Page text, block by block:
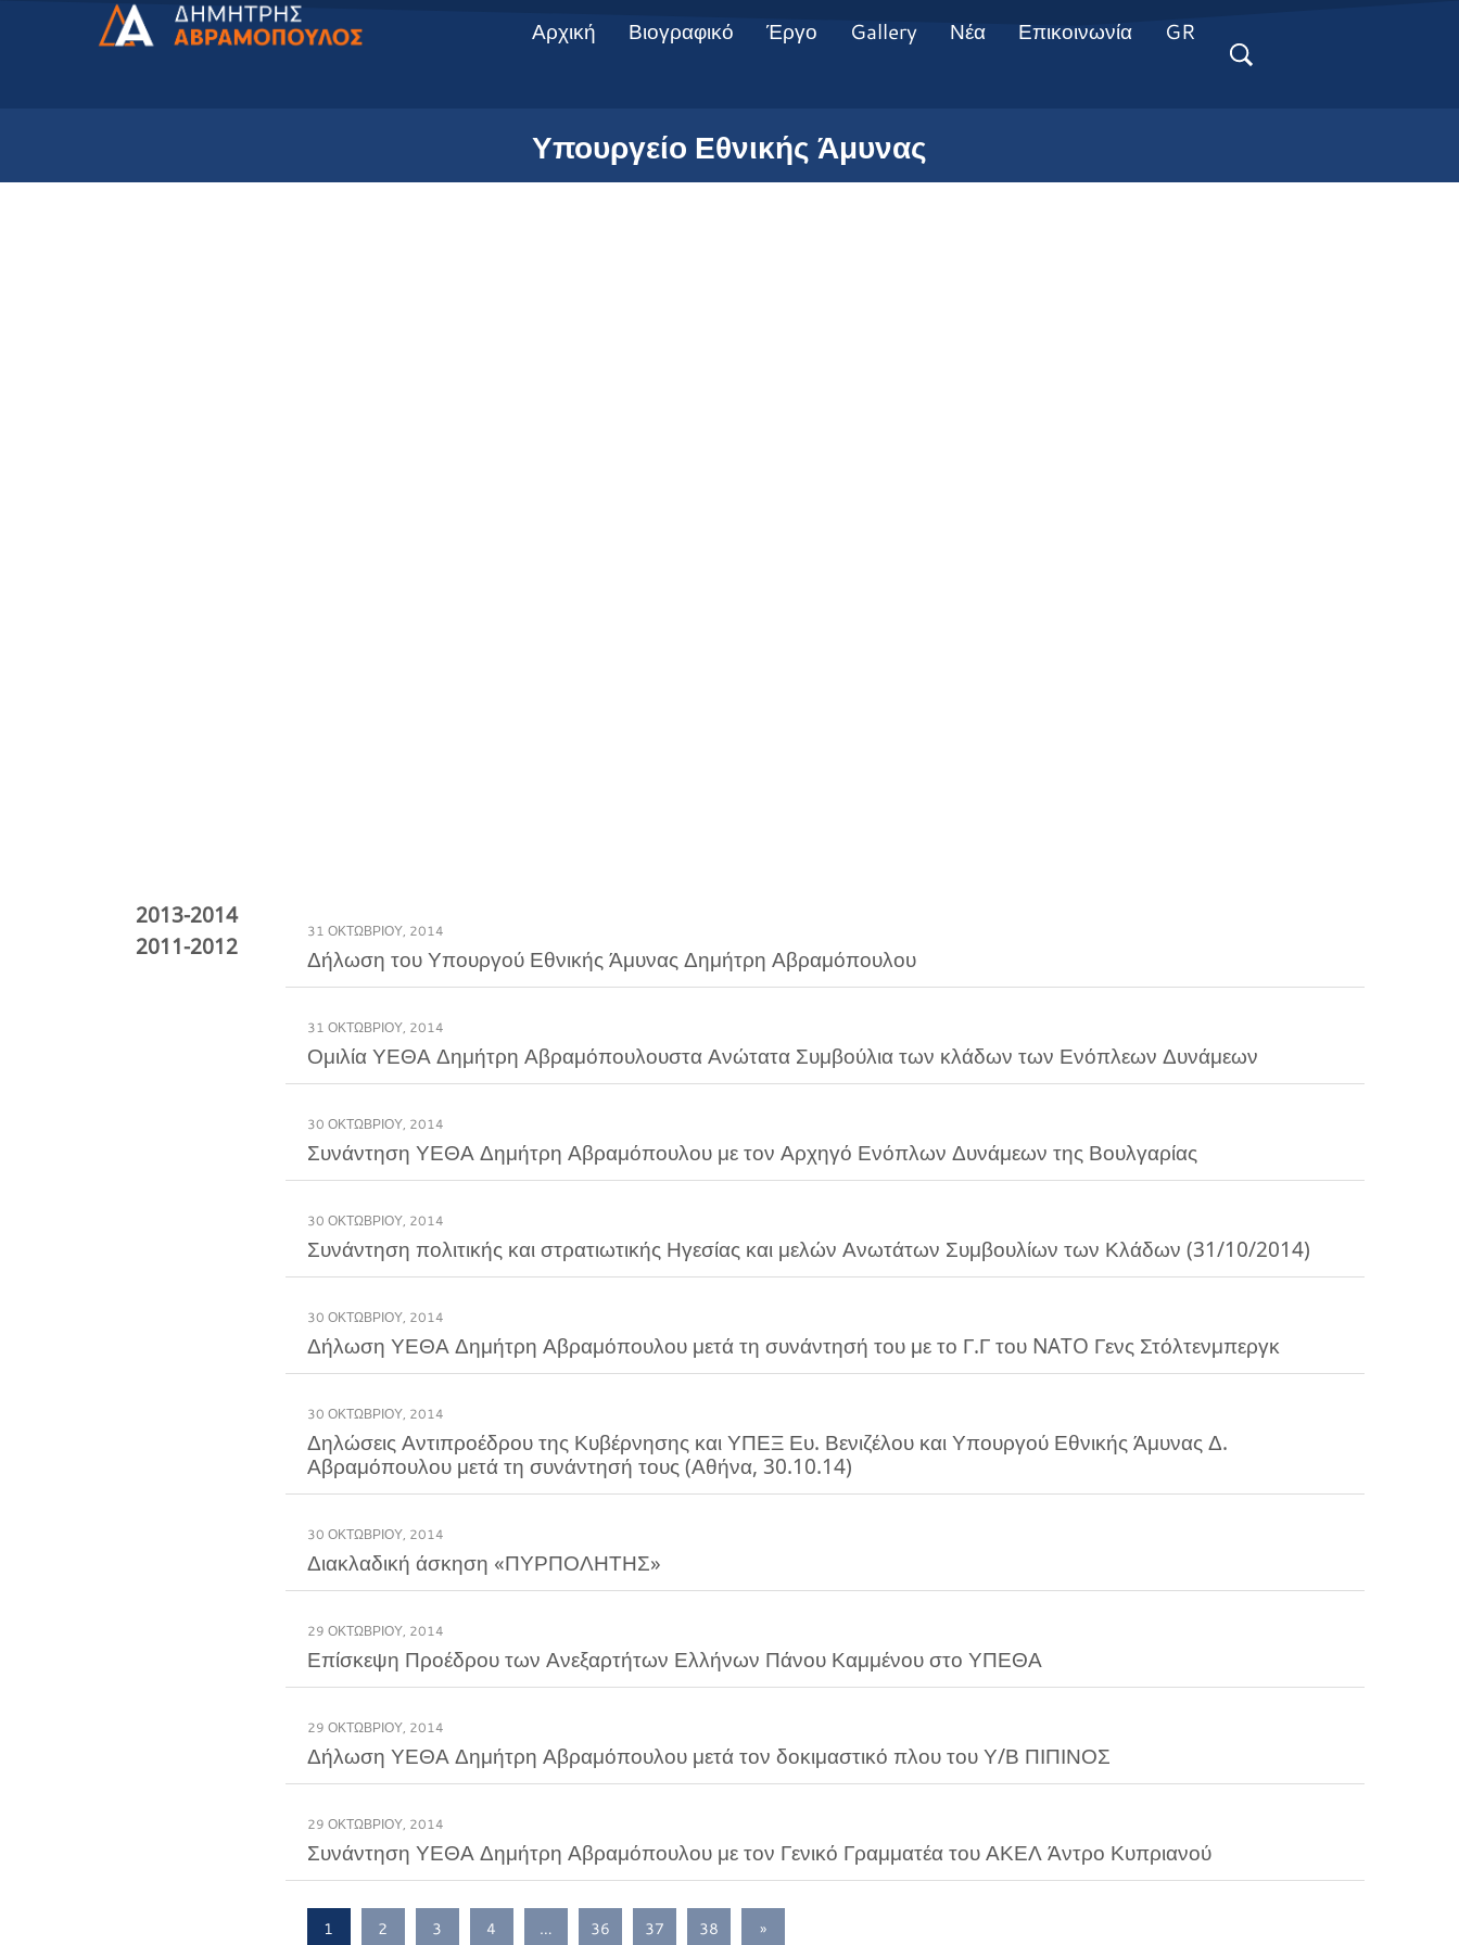
Αρχική Βιογραφικό Έργο Gallery Νέα Επικοινωνία GR
Υπουργείο Εθνικής Άμυνας
2013-2014
2011-2012
31 ΟΚΤΩΒΡΊΟΥ, 2014
Δήλωση του Υπουργού Εθνικής Άμυνας Δημήτρη Αβραμόπουλου‏
31 ΟΚΤΩΒΡΊΟΥ, 2014
Ομιλία ΥΕΘΑ Δημήτρη Αβραμόπουλουστα Ανώτατα Συμβούλια των κλάδων των Ενόπλεων Δυνάμεων
30 ΟΚΤΩΒΡΊΟΥ, 2014
Συνάντηση ΥΕΘΑ Δημήτρη Αβραμόπουλου με τον Αρχηγό Ενόπλων Δυνάμεων της Βουλγαρίας
30 ΟΚΤΩΒΡΊΟΥ, 2014
30 ΟΚΤΩΒΡΊΟΥ, 2014
Δήλωση ΥΕΘΑ Δημήτρη Αβραμόπουλου μετά τη συνάντησή του με το Γ.Γ του NATO Γενς Στόλτενμπεργκ
30 ΟΚΤΩΒΡΊΟΥ, 2014
Δηλώσεις Αντιπροέδρου της Κυβέρνησης και ΥΠΕΞ Ευ. Βενιζέλου και Υπουργού Εθνικής Άμυνας Δ.
Αβραμόπουλου μετά τη συνάντησή τους (Αθήνα, 30.10.14)
30 ΟΚΤΩΒΡΊΟΥ, 2014
Διακλαδική άσκηση «ΠΥΡΠΟΛΗΤΗΣ»
29 ΟΚΤΩΒΡΊΟΥ, 2014
Επίσκεψη Προέδρου των Ανεξαρτήτων Ελλήνων Πάνου Καμμένου στο ΥΠΕΘΑ
29 ΟΚΤΩΒΡΊΟΥ, 2014
Δήλωση ΥΕΘΑ Δημήτρη Αβραμόπουλου μετά τον δοκιμαστικό πλου του Υ/Β ΠΙΠΙΝΟΣ
29 ΟΚΤΩΒΡΊΟΥ, 2014
Συνάντηση ΥΕΘΑ Δημήτρη Αβραμόπουλου με τον Γενικό Γραμματέα του ΑΚΕΛ Άντρο Κυπριανού
1 2 3 4 … 36 37 38 »